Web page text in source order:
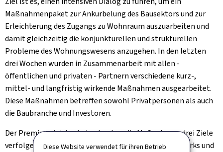
Diese Website verwendet für ihren Betrieb
Maßnahmenpaket zur Ankurbelung des Bausektors und zur
Erleichterung des Zugangs zu Wohnraum auszuarbeiten und
damit gleichzeitig die konjunkturellen und strukturellen
Probleme des Wohnungswesens anzugehen. In den letzten
drei Wochen wurden in Zusammenarbeit mit allen -
öffentlichen und privaten - Partnern verschiedene kurz-,
mittel- und langfristig wirkende Maßnahmen ausgearbeitet.
Diese Maßnahmen betreffen sowohl Privatpersonen als auch
die Baubranche und Investoren.
Der Premierminister betonte, dass die Maßnahmen drei Ziele
verfolgen: Stärkung des Baugewerbes und des Handwerks und